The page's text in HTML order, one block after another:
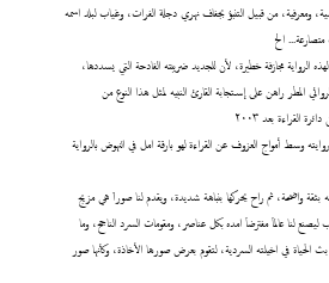
ومعرفية، من قبيل التنبؤ بجفاف نهري دجلة الفرات، وغياب لبلد اسمه
الخ
الرواية مجازفة خطيرة، لأن للجديد ضريبته الفادحة التي يسددها،
المطر راهن على إستجابة القارئ النبيه لمثل هذا النوع من
القراءة بعد ٢٠٠٣
وسط أمواج العزوف عن القراءة لهو بارقة امل في النهوض بالرواية
واضحة، ثم راح يحركها بنباهة شديدة، ويقدم لنا صوراَ هي مزيج
ليصنع لنا عالماَ مفترضاَ امده بكل عناصر، ومقومات السرد الناجح، وما
الحياة في اخيلته السردية، لتقوم بعرض صورها الأخاذة، وكأنها صور